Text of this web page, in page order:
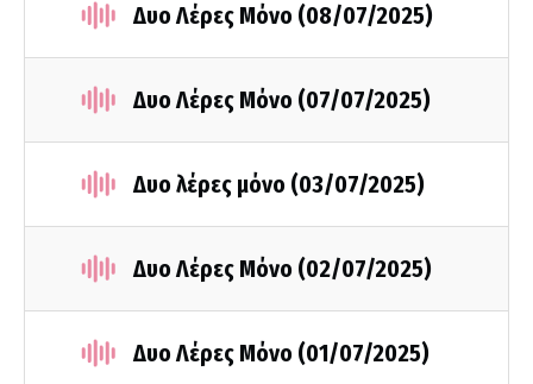
Δυο Λέρες Μόνο (08/07/2025)
Δυο Λέρες Μόνο (07/07/2025)
Δυο λέρες μόνο (03/07/2025)
Δυο Λέρες Μόνο (02/07/2025)
Δυο Λέρες Μόνο (01/07/2025)